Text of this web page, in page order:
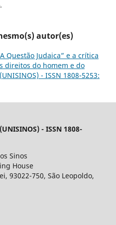
autor(es)
Questão Judaica” e a crítica
direitos do homem e do
- ISSN 1808-5253:
- ISSN 1808-
Sinos
House
93022-750, São Leopoldo,